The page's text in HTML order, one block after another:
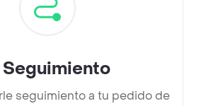
Seguimiento
seguimiento a tu pedido de